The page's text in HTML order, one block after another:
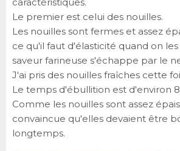
Le premier est celui des nouilles.
Les nouilles sont fermes et assez
ce qu'il faut d'élasticité quand on
saveur farineuse s'échappe par le
J'ai pris des nouilles fraîches cette
Le temps d'ébullition est d'environ
Comme les nouilles sont assez
convaincue qu'elles devaient être
longtemps.